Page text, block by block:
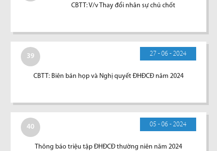
CBTT: V/v Thay đổi nhân sự chủ chốt
39 27 - 06 - 2024
CBTT: Biên bản họp và Nghị quyết ĐHĐCĐ năm 2024
40 05 - 06 - 2024
Thông báo triệu tập ĐHĐCĐ thường niên năm 2024